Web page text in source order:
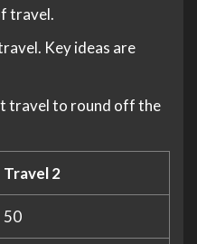
travel.
Key ideas are
travel to round off the
Travel 2
50